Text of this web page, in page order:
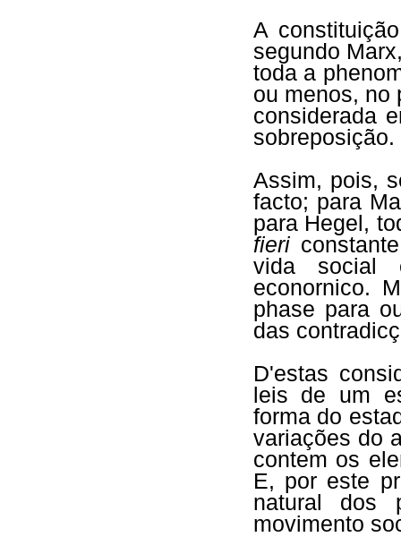
A
segundo
toda a
ou menos, no
considerada
sobreposição.
Assim, pois,
facto; para
para Hegel,
fieri
vida social
econornico.
phase para
das
D'estas
leis de um
forma do
variações do
contem os
E, por este
natural dos
movimento